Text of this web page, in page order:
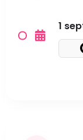
1